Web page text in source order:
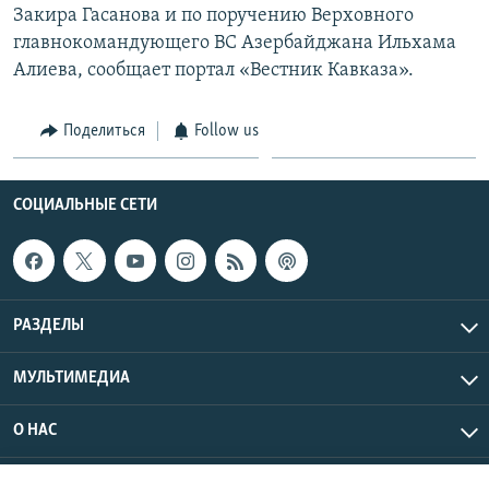
Закира Гасанова и по поручению Верховного
главнокомандующего ВС Азербайджана Ильхама
Алиева, сообщает портал «Вестник Кавказа».
Поделиться Follow us
СОЦИАЛЬНЫЕ СЕТИ
РАЗДЕЛЫ
МУЛЬТИМЕДИА
О НАС